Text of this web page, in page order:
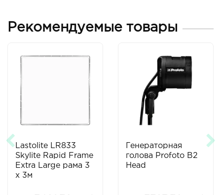
Рекомендуемые товары
Lastolite LR833
Skylite Rapid Frame
Extra Large рама 3
x 3м
Генераторная
голова Profoto B2
Head